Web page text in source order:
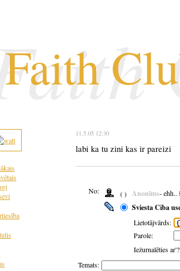
Faith
Faith
11.5.05 12:30
labi ka tu zini kas ir pareizi
No: ( ) Anonīms- ehh..
Sviesta Ciba
Lietotājvārds:
Parole:
Iežurnalēties
Temats: